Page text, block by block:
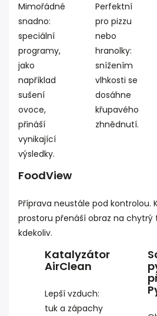
Mimořádné
snadno:
speciální
programy,
jako
například
sušení
ovoce,
přináší
vynikající
výsledky.
Perfektní
pro pizzu
nebo
hranolky:
snížením
vlhkosti se
dosáhne
křupavého
zhnědnutí.
FoodView
Příprava neustále pod kontrolou.
prostoru přenáší obraz na
kdekoliv.
Katalyzátor
AirClean
Lepší vzduch:
tuk a zápachy